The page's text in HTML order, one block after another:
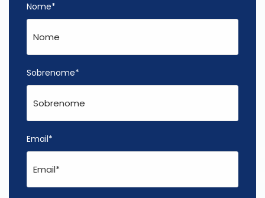
Nome*
Sobrenome*
Email*